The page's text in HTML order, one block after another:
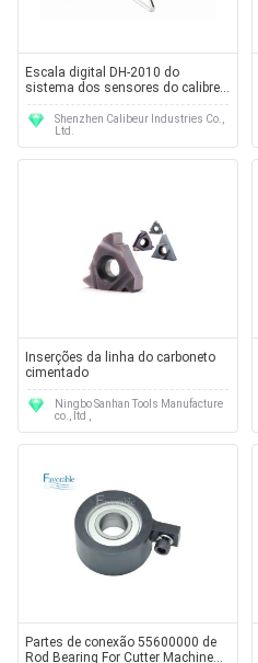
Escala digital DH-2010 do
sistema dos sensores do calibre
de tensão da elevada precisão
com função da lanterna elétrica
Shenzhen Calibeur Industries Co.,
Ltd.
Inserções da linha do carboneto
cimentado
Ningbo Sanhan Tools Manufacture
co., ltd ,
Partes de conexão 55600000 de
Rod Bearing For Cutter Machine